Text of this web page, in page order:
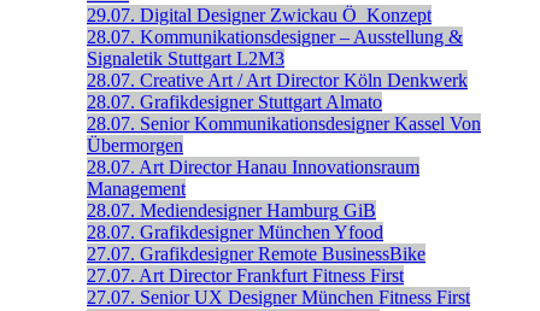
29.07. Digital Designer Zwickau Ö_Konzept
28.07. Kommunikationsdesigner – Ausstellung &
Signaletik Stuttgart L2M3
28.07. Creative Art / Art Director Köln Denkwerk
28.07. Grafikdesigner Stuttgart Almato
28.07. Senior Kommunikations­designer Kassel Von
Übermorgen
28.07. Art Director Hanau Innovationsraum
Management
28.07. Mediendesigner Hamburg GiB
28.07. Grafikdesigner München Yfood
27.07. Grafikdesigner Remote BusinessBike
27.07. Art Director Frankfurt Fitness First
27.07. Senior UX Designer München Fitness First